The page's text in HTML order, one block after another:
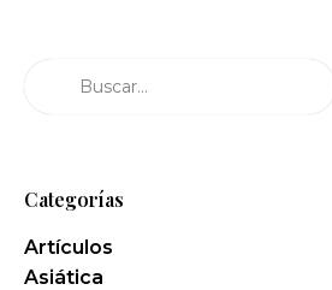
Categorías
Artículos
Asiática